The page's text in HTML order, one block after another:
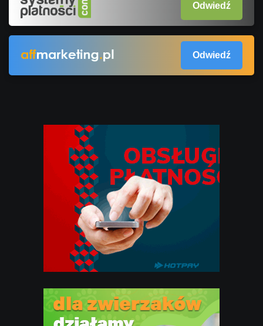
Odwiedź
Odwiedź